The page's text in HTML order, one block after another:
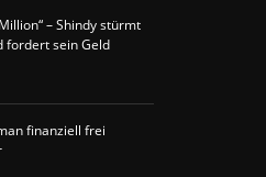
– Shindy stürmt
fordert sein Geld
finanziell frei